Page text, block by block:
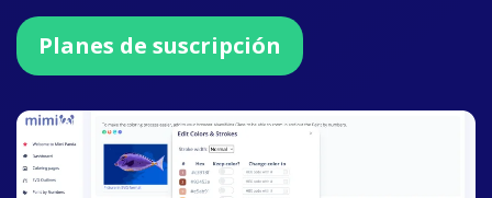
Planes de suscripción